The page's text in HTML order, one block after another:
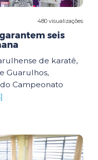
480 visualizações
seis
de karatê,
Guarulhos,
Campeonato